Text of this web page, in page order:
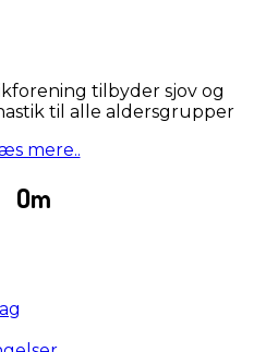
tilbyder sjov og
til alle aldersgrupper
mere..
Om